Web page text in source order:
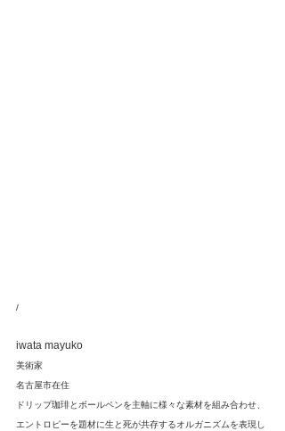
/
iwata mayuko
美術家
名古屋市在住
ドリップ珈琲とボールペンを主軸に様々な素材を組み合わせ、
エントロピーを題材に生と死が共存するオルガニズムを表現し